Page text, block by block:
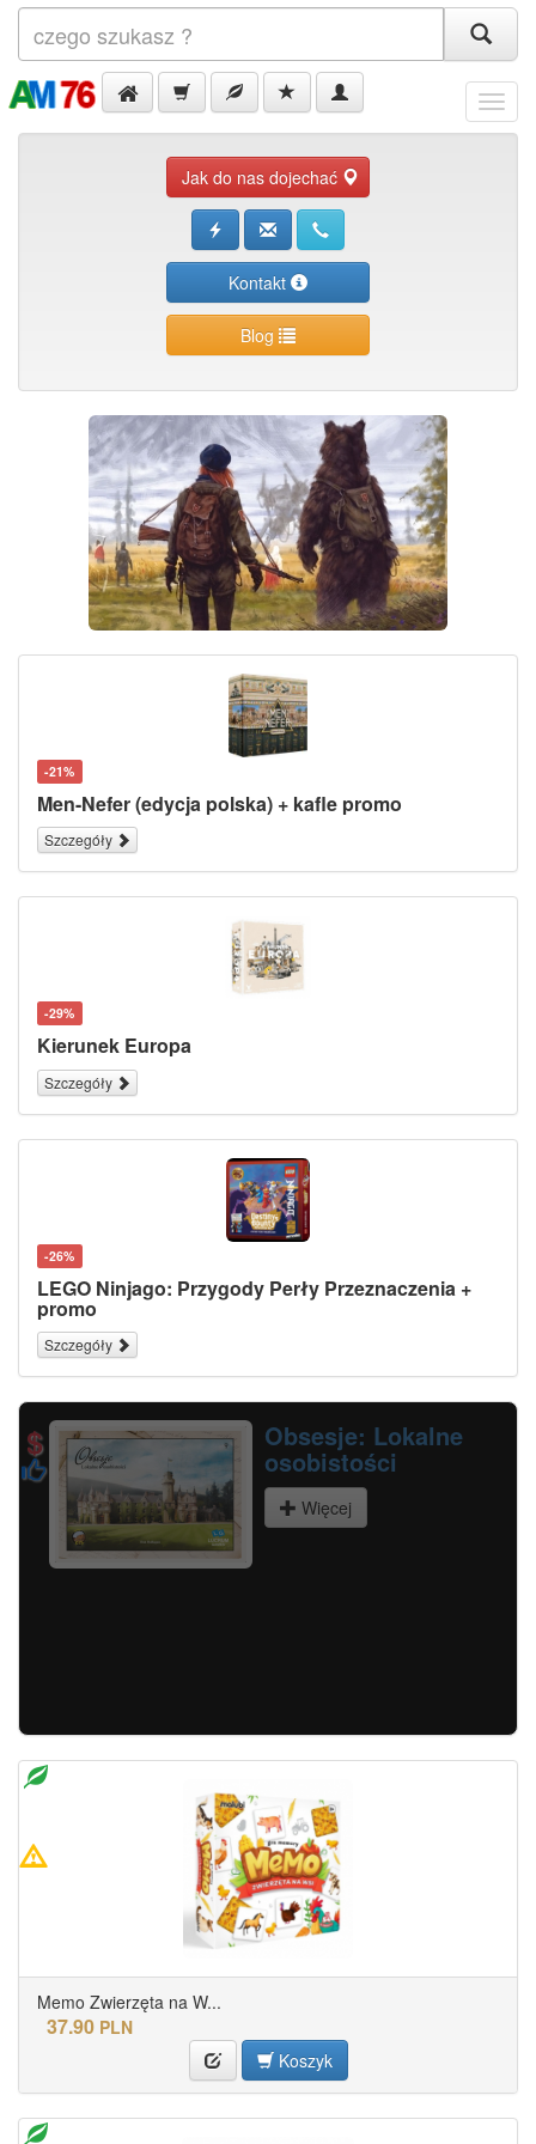
Menu
Jak do nas dojechać
Kontakt
Blog
-21%
Men-Nefer (edycja polska) + kafle promo
Szczegóły
-29%
Kierunek Europa
Szczegóły
-26%
LEGO Ninjago: Przygody Perły Przeznaczenia +
promo
Szczegóły
Memo Nad i Pod Wodą
Więcej
Memo Zwierzęta na W...
37.90 PLN
Koszyk